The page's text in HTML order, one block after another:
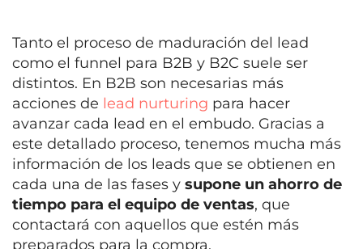
Tanto el proceso de maduración del lead
como el funnel para B2B y B2C suele ser
distintos. En B2B son necesarias más
acciones de lead nurturing para hacer
avanzar cada lead en el embudo. Gracias a
este detallado proceso, tenemos mucha más
información de los leads que se obtienen en
cada una de las fases y supone un ahorro de
tiempo para el equipo de ventas, que
contactará con aquellos que estén más
preparados para la compra.